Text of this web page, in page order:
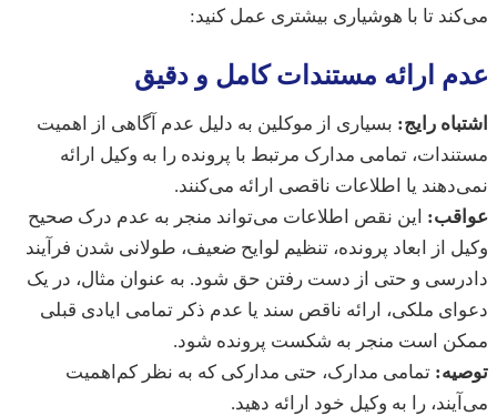
تا با هوشیاری بیشتری عمل کنید:
ارائه مستندات کامل و دقیق
رایج: بسیاری از موکلین به دلیل عدم آگاهی از اهمیت
تمامی مدارک مرتبط با پرونده را به وکیل ارائه
یا اطلاعات ناقصی ارائه می‌کنند.
این نقص اطلاعات می‌تواند منجر به عدم درک صحیح
از ابعاد پرونده، تنظیم لوایح ضعیف، طولانی شدن فرآیند
و حتی از دست رفتن حق شود. به عنوان مثال، در یک
ملکی، ارائه ناقص سند یا عدم ذکر تمامی ایادی قبلی
است منجر به شکست پرونده شود.
تمامی مدارک، حتی مدارکی که به نظر کم‌اهمیت
را به وکیل خود ارائه دهید.